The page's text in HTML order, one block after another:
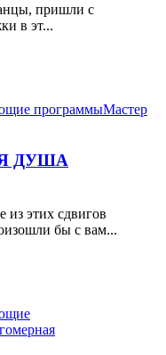
пришли с
в эт...
программыМастер
ДУША
этих сдвигов
бы с вам...